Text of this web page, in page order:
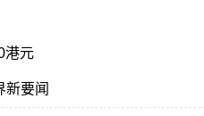
港元
新要闻